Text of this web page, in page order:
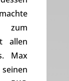
zum
allen
Max